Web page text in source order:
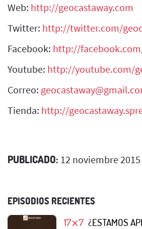
Web: http://geocastaway.com
Twitter: http://twitter.com/
Facebook: http://
Youtube: http://youtube.com/
Correo:
Tienda: http://
PUBLICADO: 12 noviembre 2015
EPISODIOS RECIENTES
17⨯7 ¿ESTAMOS